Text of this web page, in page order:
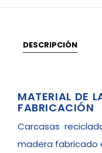
DESCRIPCIÓN
MATERIAL DE
FABRICACIÓN
Carcasas
madera fabricado